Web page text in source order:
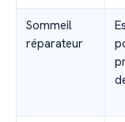
Sommeil
réparateur